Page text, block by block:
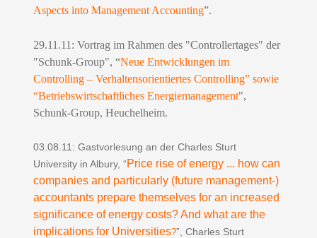
Aspects into Management Accounting”.
29.11.11: Vortrag im Rahmen des "Controllertages" der
"Schunk-Group", “Neue Entwicklungen im
Controlling – Verhaltensorientiertes Controlling” sowie
“Betriebswirtschaftliches Energiemanagement",
Schunk-Group, Heuchelheim.
03.08.11: Gastvorlesung an der Charles Sturt
University in Albury, “Price rise of energy ... how can
companies and particularly (future management-)
accountants prepare themselves for an increased
significance of energy costs? And what are the
implications for Universities?”, Charles Sturt